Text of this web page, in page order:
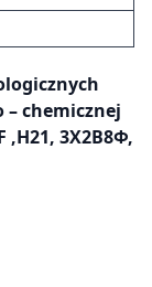
chemicznej
,H21, 3Х2В8Ф,